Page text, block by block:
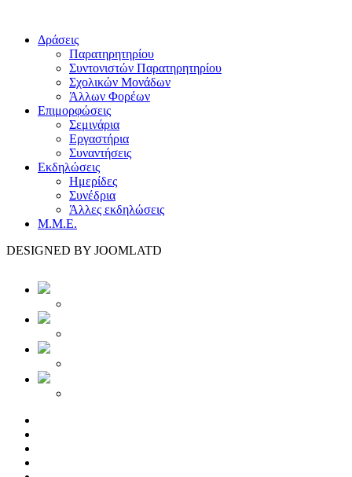
Δράσεις
Παρατηρητηρίου
Συντονιστών Παρατηρητηρίου
Σχολικών Μονάδων
Άλλων Φορέων
Επιμορφώσεις
Σεμινάρια
Εργαστήρια
Συναντήσεις
Εκδηλώσεις
Ημερίδες
Συνέδρια
Άλλες εκδηλώσεις
Μ.Μ.Ε.
DESIGNED BY JOOMLATD